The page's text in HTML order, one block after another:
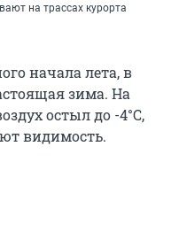
на трассах курорта
начала лета, в
зима. На
остыл до -4°C,
видимость.